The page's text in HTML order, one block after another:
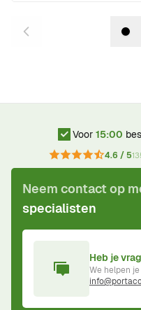
Voor 15:00
4.6 / 5
Neem contact op
specialisten
Heb je
We helpen